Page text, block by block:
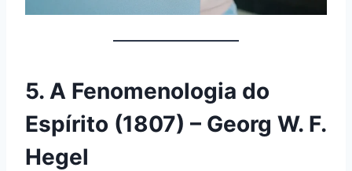
5. A Fenomenologia do
Espírito (1807) – Georg W. F.
Hegel